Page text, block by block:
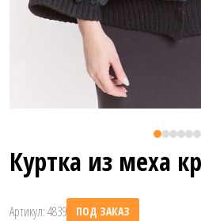
Куртка из меха
Артикул: 4839 ПОД ЗАКАЗ